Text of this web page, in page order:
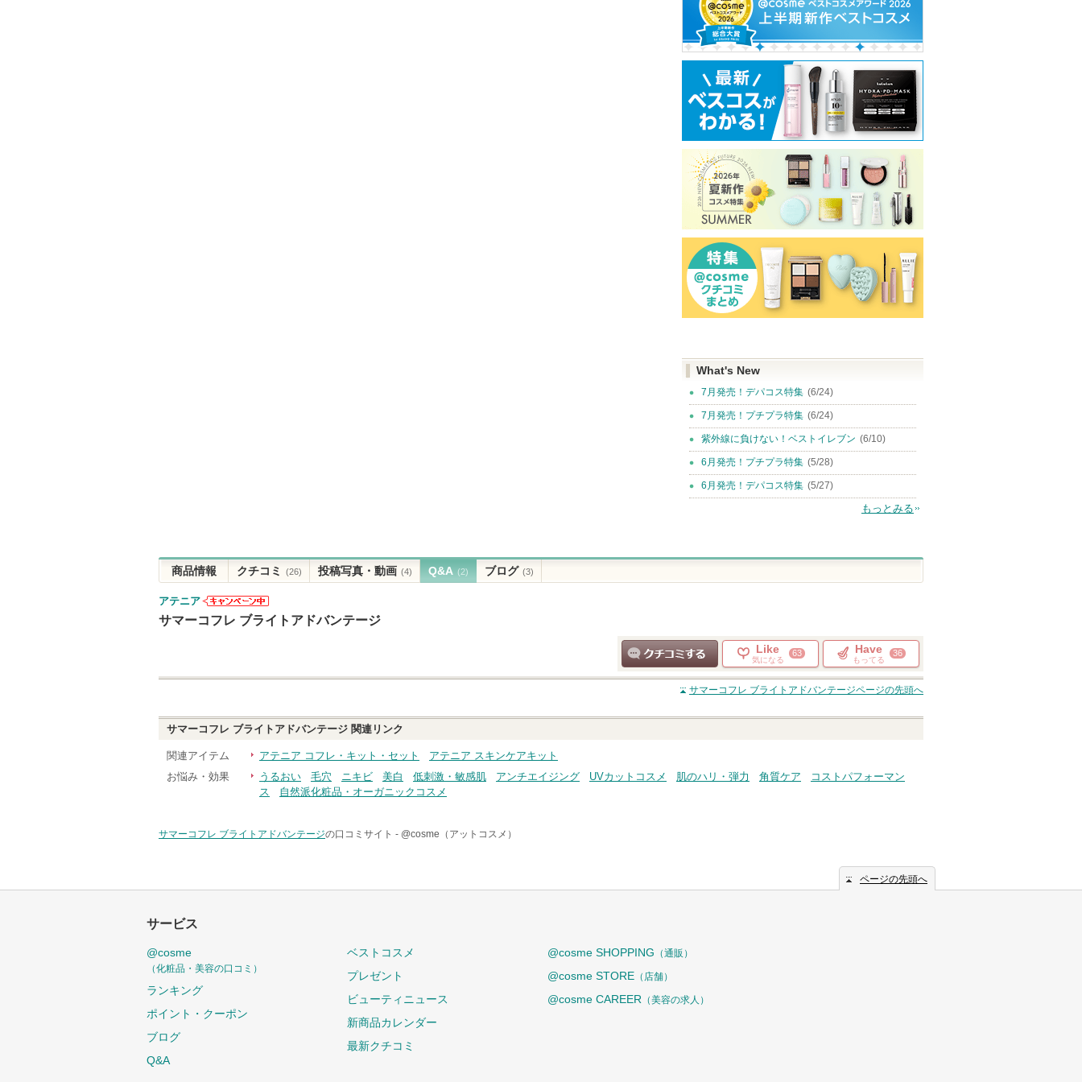
What's New
7月発売！デパコス特集 (6/24)
7月発売！プチプラ特集 (6/24)
紫外線に負けない！ベストイレブン (6/10)
6月発売！プチプラ特集 (5/28)
6月発売！デパコス特集 (5/27)
もっとみる
商品情報 クチコミ (26) 投稿写真・動画 (4) Q&A (2) ブログ (3)
アテニア
アテニアから
サマーコフレ ブライトアドバンテージ
クチコミする
Like
気になる
63 Have
もってる
36
サマーコフレ ブライトアドバンテージページの先頭へ
サマーコフレ ブライトアドバンテージ 関連リンク
関連アイテム アテニア コフレ・キット・セット
アテニア スキンケアキット
お悩み・効果
うるおい 毛穴 ニキビ 美白 低刺激・敏感肌 アンチエイジング UVカットコスメ 肌のハリ・弾力 角質ケア
コストパフォーマン
ス
自然派化粧品・オーガニックコスメ
サマーコフレ ブライトアドバンテージの口コミサイト - @cosme（アットコスメ）
ページの先頭へ
サービス
@cosme
（化粧品・美容の口コミ）
ランキング
ポイント・クーポン
ブログ
Q&A
ベストコスメ
プレゼント
ビューティニュース
新商品カレンダー
最新クチコミ
@cosme SHOPPING （通販）
@cosme STORE （店舗）
@cosme CAREER （美容の求人）